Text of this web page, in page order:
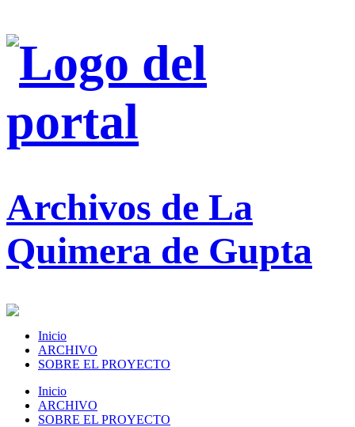
Archivos de La
Quimera de Gupta
Inicio
ARCHIVO
SOBRE EL PROYECTO
Inicio
ARCHIVO
SOBRE EL PROYECTO